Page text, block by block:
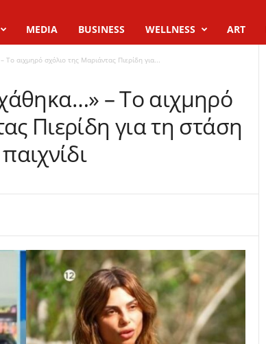
MEDIA BUSINESS WELLNESS ART
αιχμηρό σχόλιο της Μαριάντας Πιερίδη για...
– Το αιχμηρό
Πιερίδη για τη στάση